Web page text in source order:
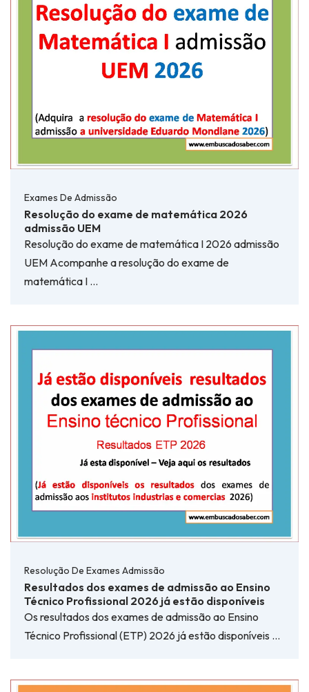
Exames De Admissão
Resolução do exame de matemática 2026
admissão UEM
Resolução do exame de matemática I 2026 admissão
UEM Acompanhe a resolução do exame de
matemática I …
Resolução De Exames Admissão
Resultados dos exames de admissão ao Ensino
Técnico Profissional 2026 já estão disponíveis
Os resultados dos exames de admissão ao Ensino
Técnico Profissional (ETP) 2026 já estão disponíveis …